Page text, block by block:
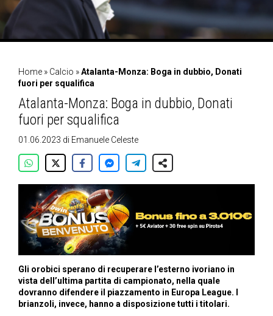
Home » Calcio »Atalanta-Monza: Boga in dubbio, Donati
fuori per squalifica
Atalanta-Monza: Boga in dubbio, Donati
fuori per squalifica
01.06.2023 di Emanuele Celeste
Gli orobici sperano di recuperare l’esterno ivoriano in
vista dell’ultima partita di campionato, nella quale
dovranno difendere il piazzamento in Europa League. I
brianzoli, invece, hanno a disposizione tutti i titolari.